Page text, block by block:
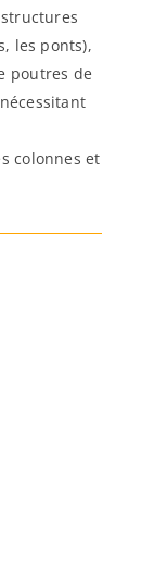
les ponts),
poutres de
colonnes et